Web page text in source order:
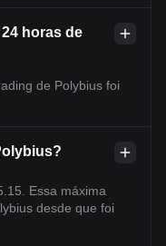
horas de
de Polybius foi
Essa máxima
desde que foi